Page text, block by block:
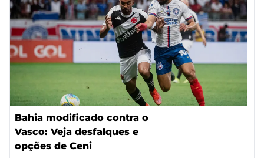
Bahia modificado contra o
Vasco: Veja desfalques e
opções de Ceni